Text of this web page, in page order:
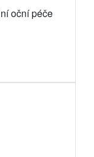
oční péče